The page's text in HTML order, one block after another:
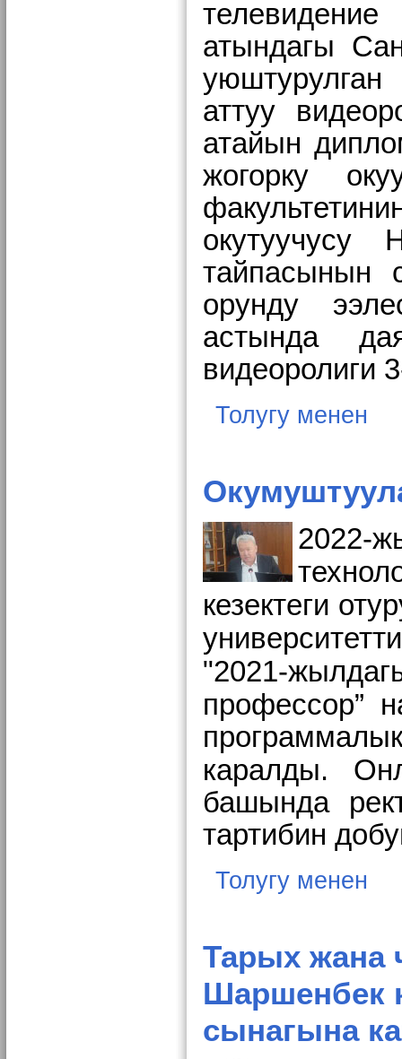
атындагы
аттуу
атайын
жогорку
окутуучусу
тайпасынын
орунду
астында
видеоролиги
Толугу менен
2022-
кезектеги
"2021-
профессор”
каралды.
башында
тартибин
Толугу менен
Тарых жана
Шаршенбек
сынагына